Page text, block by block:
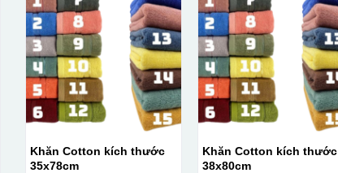
Khăn Cotton kích thước
35x78cm
Khăn Cotton kích thước
38x80cm